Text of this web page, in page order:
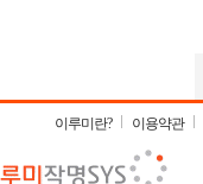
이루미란? 이용약관